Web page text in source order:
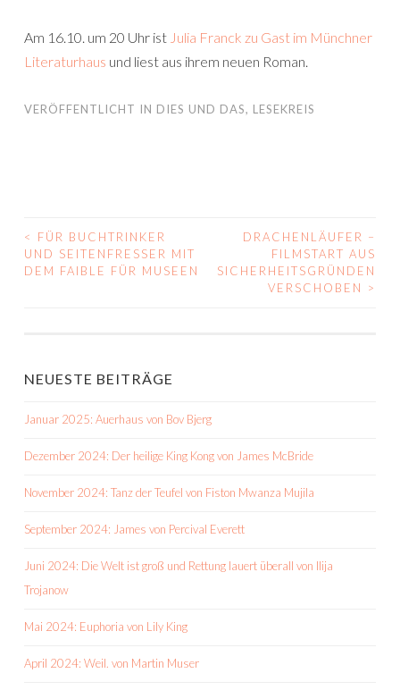
Am 16.10. um 20 Uhr ist Julia Franck zu Gast im Münchner
Literaturhaus und liest aus ihrem neuen Roman.
VERÖFFENTLICHT IN DIES UND DAS, LESEKREIS
BEITRAGS-
NAVIGATION
<
FÜR BUCHTRINKER
UND SEITENFRESSER MIT
DEM FAIBLE FÜR MUSEEN
DRACHENLÄUFER –
FILMSTART AUS
SICHERHEITSGRÜNDEN
VERSCHOBEN
>
NEUESTE BEITRÄGE
Januar 2025: Auerhaus von Bov Bjerg
Dezember 2024: Der heilige King Kong von James McBride
November 2024: Tanz der Teufel von Fiston Mwanza Mujila
September 2024: James von Percival Everett
Juni 2024: Die Welt ist groß und Rettung lauert überall von Ilija
Trojanow
Mai 2024: Euphoria von Lily King
April 2024: Weil. von Martin Muser